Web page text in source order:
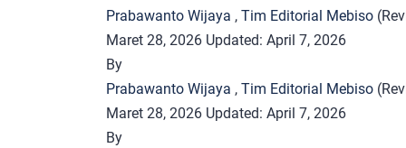
Prabawanto Wijaya , Tim Editorial Mebiso
Maret 28, 2026 Updated: April 7, 2026
By
Prabawanto Wijaya , Tim Editorial Mebiso
Maret 28, 2026 Updated: April 7, 2026
By